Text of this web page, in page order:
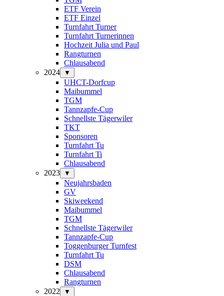
ETF Verein
ETF Einzel
Turnfahrt Turner
Turnfahrt Turnerinnen
Hochzeit Julia und Paul
Rangturnen
Chlausabend
2024
▼
UHCT-Dorfcup
Maibummel
TGM
Tannzapfe-Cup
Schnellste Tägerwiler
TKT
Sponsoren
Turnfahrt Tu
Turnfahrt Ti
Chlausabend
2023
▼
Neujahrsbaden
GV
Skiweekend
Maibummel
TGM
Schnellste Tägerwiler
Tannzapfe-Cup
Toggenburger Turnfest
Turnfahrt Tu
DSM
Chlausabend
Rangturnen
2022
▼